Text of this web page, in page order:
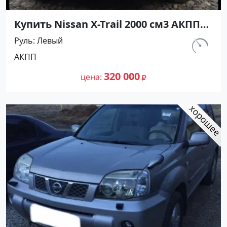
Купить Nissan X-Trail 2000 см3 АКПП
(140 л.с.) Бензин инжектор в Анапа :
цвет Серый Внедорожник 2005 года
по цене 320000 рублей, объявление
№24760 на сайте Авторынок23
км.
Руль Левый
АКПП
цена 320 000